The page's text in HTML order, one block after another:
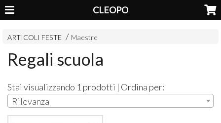
CLEOPO
ARTICOLI FESTE Maestre
Regali scuola
Stai visualizzando 1 prodotti | Ordina per:
Rilevanza